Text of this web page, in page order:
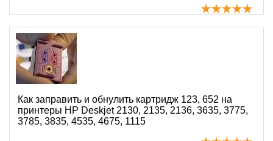
Как заправить и обнулить картридж 123, 652 на
принтеры HP Deskjet 2130, 2135, 2136, 3635, 3775,
3785, 3835, 4535, 4675, 1115